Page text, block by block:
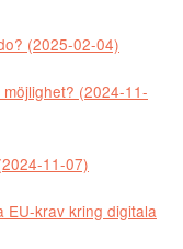
(2025-02-04)
(2024-11-
11-07)
EU-krav kring digitala